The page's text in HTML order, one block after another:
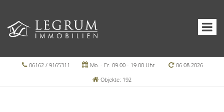
06162 / 9165311 Mo. - Fr. 09.00 - 19.00 Uhr
06.08.2026
Objekte: 192